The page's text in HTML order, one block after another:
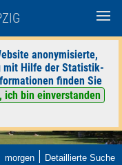
anonymisierte,
mit Hilfe der Statistik-
finden Sie
ich bin einverstanden
morgen | Detaillierte Suche